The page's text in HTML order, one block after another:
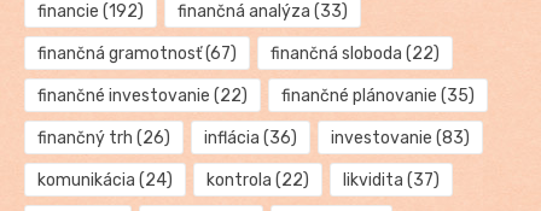
financie (192) finančná analýza (33)
finančná gramotnosť(67) finančná sloboda (22)
finančné investovanie (22) finančné plánovanie (35)
finančný trh (26) inflácia (36) investovanie (83)
komunikácia (24) kontrola (22) likvidita (37)